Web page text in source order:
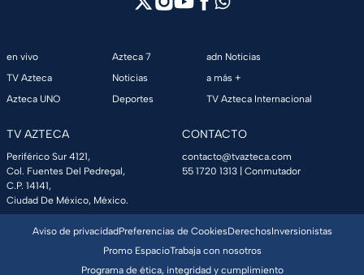
en vivo
TV Azteca
Azteca UNO
Azteca 7
Noticias
Deportes
adn Noticias
a más +
TV Azteca Internacional
TV AZTECA
Periférico Sur 4121,
Col. Fuentes Del Pedregal,
C.P. 14141,
Ciudad De México, México.
CONTACTO
contacto@tvazteca.com
55 1720 1313 | Conmutador
Aviso de privacidadPreferencias de CookiesDerechosInversionistas
Promo EspacioTrabaja con nosotros
Programa de ética, integridad y cumplimiento